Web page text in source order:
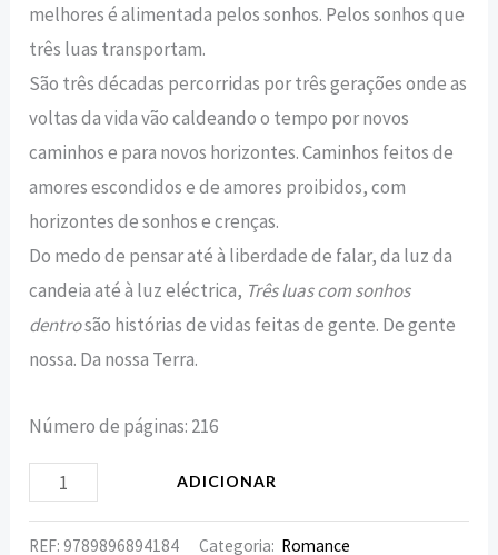
melhores é alimentada pelos sonhos. Pelos sonhos que
três luas transportam.
São três décadas percorridas por três gerações onde as
voltas da vida vão caldeando o tempo por novos
caminhos e para novos horizontes. Caminhos feitos de
amores escondidos e de amores proibidos, com
horizontes de sonhos e crenças.
Do medo de pensar até à liberdade de falar, da luz da
candeia até à luz eléctrica, Três luas com sonhos
dentrosão histórias de vidas feitas de gente. De gente
nossa. Da nossa Terra.
Número de páginas: 216
ADICIONAR
REF:9789896894184 Categoria: Romance